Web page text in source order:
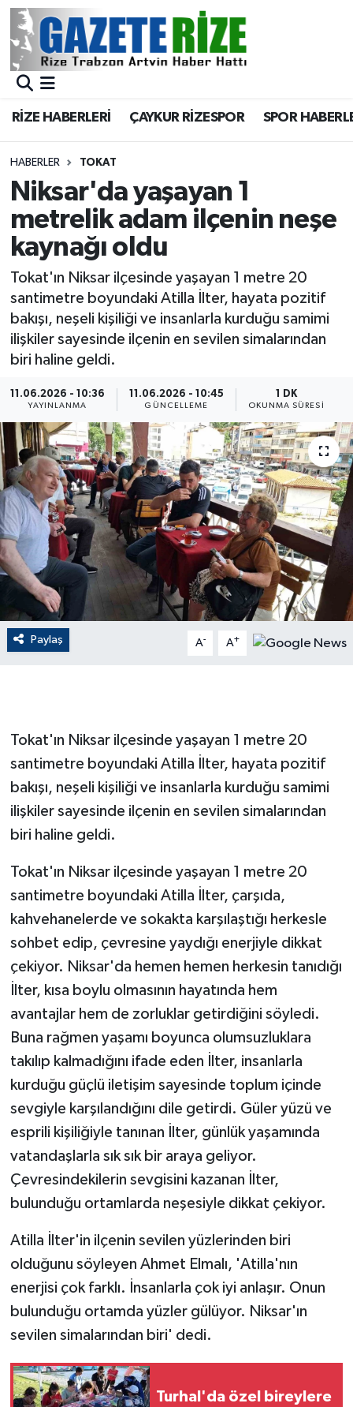
RİZE HABERLERİ ÇAYKUR RİZESPOR SPOR
HABERLER TOKAT
Niksar'da yaşayan 1
metrelik adam ilçenin neşe
kaynağı oldu
Tokat'ın Niksar ilçesinde yaşayan 1 metre 20
santimetre boyundaki Atilla İlter, hayata pozitif
bakışı, neşeli kişiliği ve insanlarla kurduğu samimi
ilişkiler sayesinde ilçenin en sevilen simalarından
biri haline geldi.
11.06.2026 - 10:36
YAYINLANMA
11.06.2026 - 10:45
GÜNCELLEME
1 DK
OKUNMA SÜRESI
Paylaş A- A+
Tokat'ın Niksar ilçesinde yaşayan 1 metre 20
santimetre boyundaki Atilla İlter, hayata pozitif
bakışı, neşeli kişiliği ve insanlarla kurduğu samimi
ilişkiler sayesinde ilçenin en sevilen simalarından
biri haline geldi.
Tokat'ın Niksar ilçesinde yaşayan 1 metre 20
santimetre boyundaki Atilla İlter, çarşıda,
kahvehanelerde ve sokakta karşılaştığı herkesle
sohbet edip, çevresine yaydığı enerjiyle dikkat
çekiyor. Niksar'da hemen hemen herkesin tanıdığı
İlter, kısa boylu olmasının hayatında hem
avantajlar hem de zorluklar getirdiğini söyledi.
Buna rağmen yaşamı boyunca olumsuzluklara
takılıp kalmadığını ifade eden İlter, insanlarla
kurduğu güçlü iletişim sayesinde toplum içinde
sevgiyle karşılandığını dile getirdi. Güler yüzü ve
esprili kişiliğiyle tanınan İlter, günlük yaşamında
vatandaşlarla sık sık bir araya geliyor.
Çevresindekilerin sevgisini kazanan İlter,
bulunduğu ortamlarda neşesiyle dikkat çekiyor.
Atilla İlter'in ilçenin sevilen yüzlerinden biri
olduğunu söyleyen Ahmet Elmalı, 'Atilla'nın
enerjisi çok farklı. İnsanlarla çok iyi anlaşır. Onun
bulunduğu ortamda yüzler gülüyor. Niksar'ın
sevilen simalarından biri' dedi.
Turhal'da özel bireylere
BÖLGEMİZ
Asayiş
Rize Jandarma Komutanlığı
Bilim Teknoloji
Bölge
Advertising news
Canlı Maç
Dış Haberler
Dünya
EĞİTİM
EKONOMİ
English News
Finans
GENEL
GÜNDEM
HABERDE İNSAN
İNSAN
İş Dünyası
Jandarma
Kadın
KÜLTÜR SANAT
MAGAZİN
POLİTİKA
SİYASET
SPOR HABERLERİ
Turizm
Merkez Nöbetçi Eczaneler
Merkez Trafik Yoğunluk Haritası
Süper Lig Puan Durumu ve Fikstür
Tüm Manşetler
Son Dakika Haberleri
Haber Arşivi